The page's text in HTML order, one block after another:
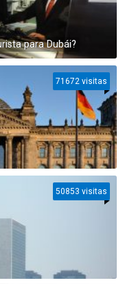
para Dubái?
71672 visitas
50853 visitas